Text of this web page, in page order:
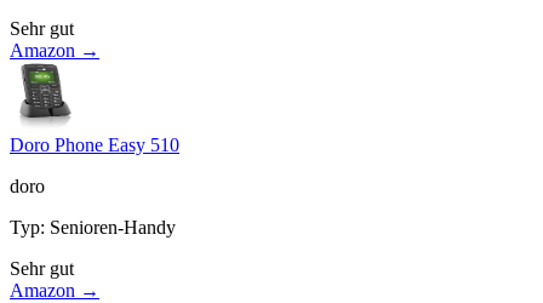
Sehr gut
Amazon →
Doro Phone Easy 510
doro
Typ: Senioren-Handy
Sehr gut
Amazon →